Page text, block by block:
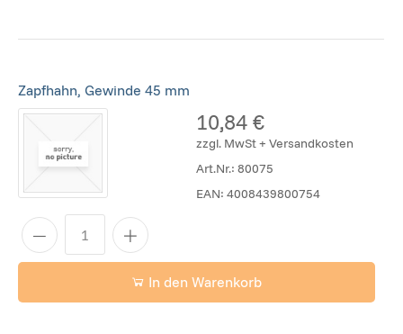
Zapfhahn, Gewinde 45 mm
10,84 €
zzgl. MwSt + Versandkosten
Art.Nr.:80075
EAN:4008439800754
In den Warenkorb